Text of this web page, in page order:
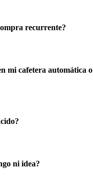
recurrente?
mi cafetera automática o
ni idea?